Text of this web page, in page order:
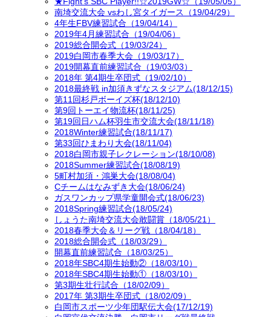
南埼交流大会 vsわし宮タイガース（19/04/29）
4年生FBV練習試合（19/04/14）
2019年4月練習試合（19/04/06）
2019総合開会式（19/03/24）
2019白岡市春季大会（19/03/17）
2019開幕直前練習試合（19/03/03）
2018年 第4期生卒団式（19/02/10）
2018最終戦 in加須きずなスタジアム(18/12/15)
第11回杉戸ボーイズ杯(18/12/10)
第9回トーエイ物流杯(18/11/25)
第19回日ハム杯羽生市交流大会(18/11/18)
2018Winter練習試合(18/11/17)
第33回ひまわり大会(18/11/04)
2018白岡市親子レクレーション(18/10/08)
2018Summer練習試合(18/08/19)
5町村加須・鴻巣大会(18/08/04)
Cチームはなみずき大会(18/06/24)
ガスワンカップ県学童開会式(18/06/23)
2018Spring練習試合(18/05/24)
しょうた南埼交流大会敢闘賞（18/05/21）
2018春季大会＆リーグ戦（18/04/18）
2018総合開会式（18/03/29）
開幕直前練習試合（18/03/25）
2018年SBC4期生始動②（18/03/10）
2018年SBC4期生始動①（18/03/10）
第3期生壮行試合（18/02/09）
2017年 第3期生卒団式（18/02/09）
白岡市スポーツ少年団駅伝大会(17/12/19)